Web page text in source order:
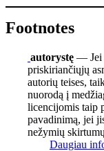
Footnotes
autorystę — Jei
priskiriančiųjų
autorių teises,
nuorodą į
licencijomis taip
pavadinimą, jei
nežymių
Daugiau